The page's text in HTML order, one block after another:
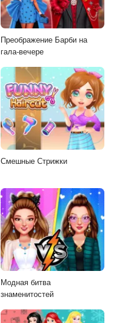
Преображение Барби на
гала-вечере
Смешные Стрижки
Модная битва
знаменитостей